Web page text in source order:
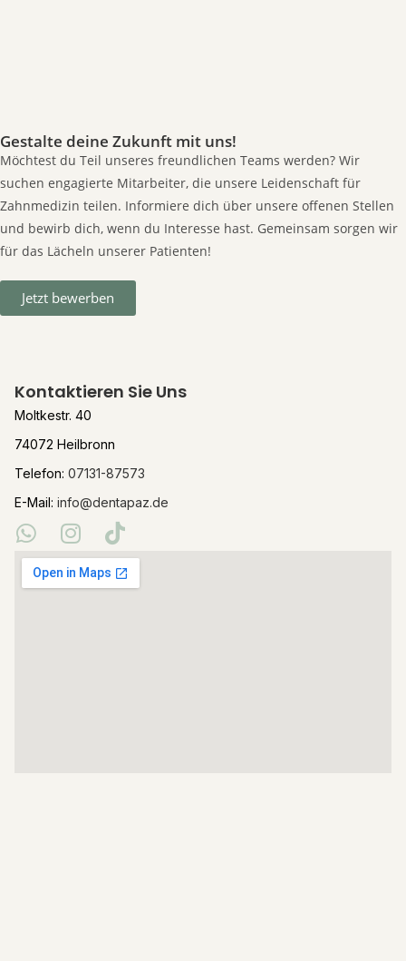
Gestalte deine Zukunft mit uns!
Möchtest du Teil unseres freundlichen Teams werden? Wir
suchen engagierte Mitarbeiter, die unsere Leidenschaft für
Zahnmedizin teilen. Informiere dich über unsere offenen Stellen
und bewirb dich, wenn du Interesse hast. Gemeinsam sorgen wir
für das Lächeln unserer Patienten!
Jetzt bewerben
Kontaktieren Sie Uns
Moltkestr. 40
74072 Heilbronn
Telefon: 07131-87573
E-Mail: info@dentapaz.de